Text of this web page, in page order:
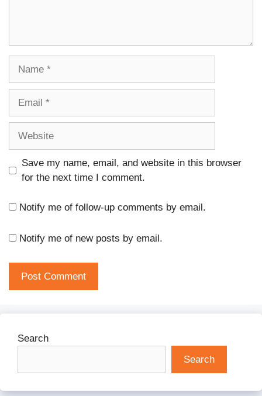
Save my name, email, and website in this browser
for the next time I comment.
Notify me of follow-up comments by email.
Notify me of new posts by email.
Search
Search